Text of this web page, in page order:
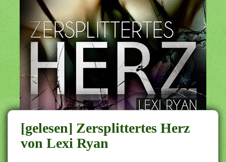
[gelesen] Zersplittertes Herz
von Lexi Ryan